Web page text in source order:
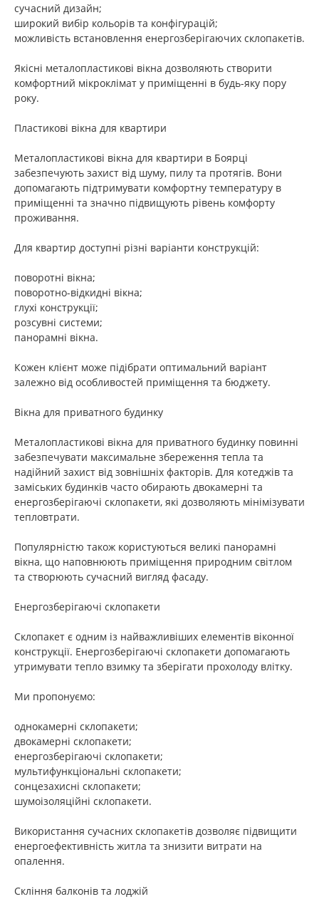
сучасний дизайн;
широкий вибір кольорів та конфігурацій;
можливість встановлення енергозберігаючих склопакетів.
Якісні металопластикові вікна дозволяють створити
комфортний мікроклімат у приміщенні в будь-яку пору
року.
Пластикові вікна для квартири
Металопластикові вікна для квартири в Боярці
забезпечують захист від шуму, пилу та протягів. Вони
допомагають підтримувати комфортну температуру в
приміщенні та значно підвищують рівень комфорту
проживання.
Для квартир доступні різні варіанти конструкцій:
поворотні вікна;
поворотно-відкидні вікна;
глухі конструкції;
розсувні системи;
панорамні вікна.
Кожен клієнт може підібрати оптимальний варіант
залежно від особливостей приміщення та бюджету.
Вікна для приватного будинку
Металопластикові вікна для приватного будинку повинні
забезпечувати максимальне збереження тепла та
надійний захист від зовнішніх факторів. Для котеджів та
заміських будинків часто обирають двокамерні та
енергозберігаючі склопакети, які дозволяють мінімізувати
тепловтрати.
Популярністю також користуються великі панорамні
вікна, що наповнюють приміщення природним світлом
та створюють сучасний вигляд фасаду.
Енергозберігаючі склопакети
Склопакет є одним із найважливіших елементів віконної
конструкції. Енергозберігаючі склопакети допомагають
утримувати тепло взимку та зберігати прохолоду влітку.
Ми пропонуємо:
однокамерні склопакети;
двокамерні склопакети;
енергозберігаючі склопакети;
мультифункціональні склопакети;
сонцезахисні склопакети;
шумоізоляційні склопакети.
Використання сучасних склопакетів дозволяє підвищити
енергоефективність житла та знизити витрати на
опалення.
Скління балконів та лоджій